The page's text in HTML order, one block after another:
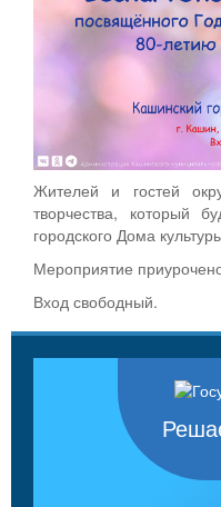
Жителей и гостей
творчества, который
городского Дома
Мероприятие
Вход свободный.